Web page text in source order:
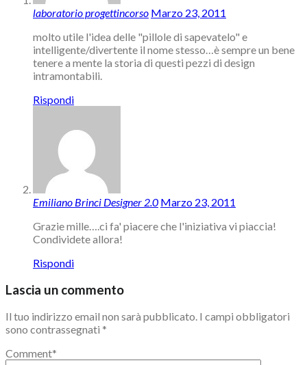
laboratorio progettincorso Marzo 23, 2011
molto utile l'idea delle "pillole di sapevatelo" e
intelligente/divertente il nome stesso…è sempre un bene
tenere a mente la storia di questi pezzi di design
intramontabili.
Rispondi
Emiliano Brinci Designer 2.0 Marzo 23, 2011
Grazie mille….ci fa' piacere che l'iniziativa vi piaccia!
Condividete allora!
Rispondi
Lascia un commento
Il tuo indirizzo email non sarà pubblicato. I campi obbligatori
sono contrassegnati *
Comment*